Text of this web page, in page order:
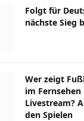
Folgt für
nächste Sieg
Wer zeigt
im Fernsehen
Livestream?
den Spielen